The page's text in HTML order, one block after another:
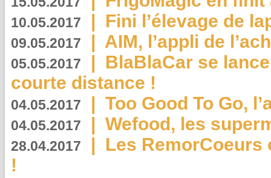
10.05.2017 | Fini l’élevage de
09.05.2017 | AIM, l’appli de
05.05.2017 | BlaBlaCar se
courte distance !
04.05.2017 | Too Good To Go,
04.05.2017 | Wefood, les
28.04.2017 | Les RemorCoeurs
!